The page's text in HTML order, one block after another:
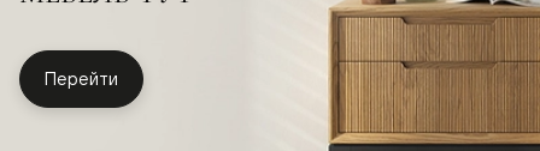
Перейти